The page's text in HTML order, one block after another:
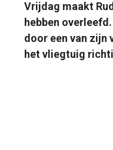
Vrijdag maakt
hebben
door een van
het vliegtuig